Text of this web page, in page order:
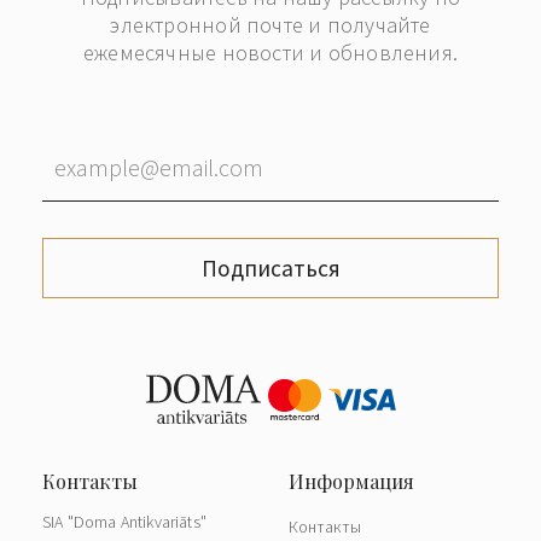
электронной почте и получайте
ежемесячные новости и обновления.
Подписаться
SIA "Doma Antikvariāts"
Контакты